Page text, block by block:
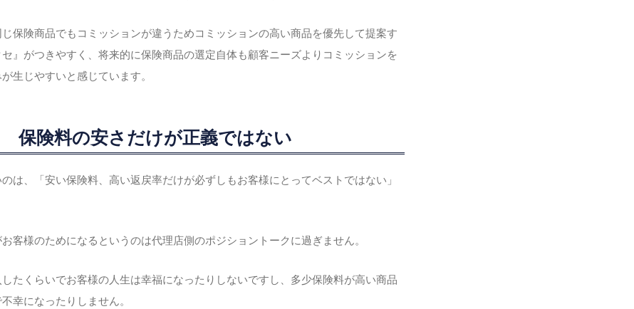
保険商品でもコミッションが違うためコミッションの高い商品を優先して提案す
』がつきやすく、将来的に保険商品の選定自体も顧客ニーズよりコミッションを
生じやすいと感じています。
保険料の安さだけが正義ではない
は、「安い保険料、高い返戻率だけが必ずしもお客様にとってベストではない」
客様のためになるというのは代理店側のポジショントークに過ぎません。
たくらいでお客様の人生は幸福になったりしないですし、多少保険料が高い商品
幸になったりしません。